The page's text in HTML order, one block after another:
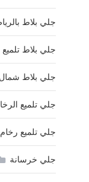
جلي بلاط
جلي بلاط
جلي بلاط
جلي تلميع
جلي تلميع رخام
جلي خرسانة